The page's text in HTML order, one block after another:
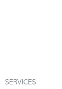
SERVICES